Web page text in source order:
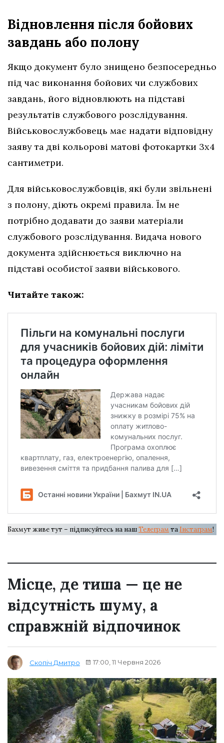
Відновлення після бойових
завдань або полону
Якщо документ було знищено безпосередньо
під час виконання бойових чи службових
завдань, його відновлюють на підставі
результатів службового розслідування.
Військовослужбовець має надати відповідну
заяву та дві кольорові матові фотокартки 3х4
сантиметри.
Для військовослужбовців, які були звільнені
з полону, діють окремі правила. Їм не
потрібно додавати до заяви матеріали
службового розслідування. Видача нового
документа здійснюється виключно на
підставі особистої заяви військового.
Читайте також:
Бахмут живе тут – підписуйтесь на нашТелеграм та Інстаграм!
Місце, де тиша — це не
відсутність шуму, а
справжній відпочинок
Скопіч Дмитро 17:00, 11 Червня 2026